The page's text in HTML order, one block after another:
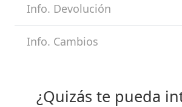
Info. Devolución
Info. Cambios
¿Quizás te pueda